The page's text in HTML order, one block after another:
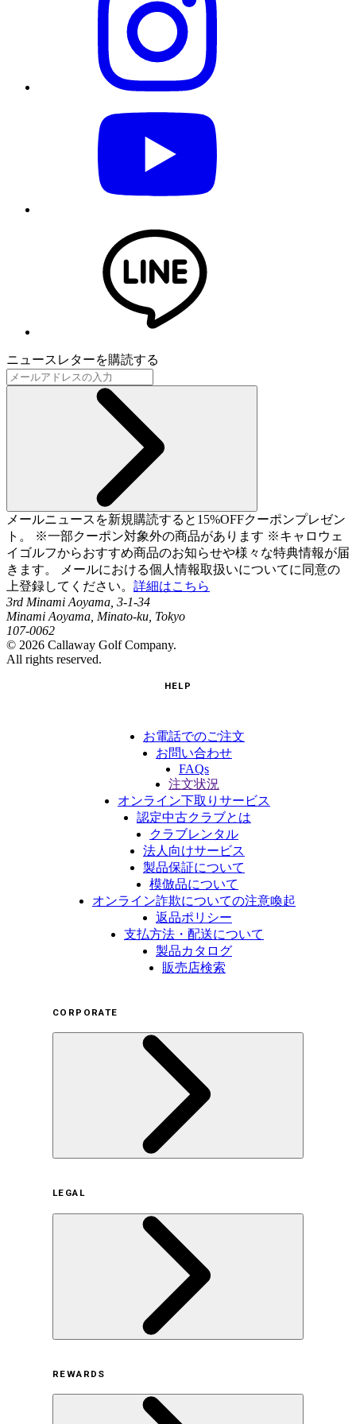
ニュースレターを購読する
メールニュースを新規購読すると15%OFFクーポンプレゼン
ト。 ※一部クーポン対象外の商品があります ※キャロウェ
イゴルフからおすすめ商品のお知らせや様々な特典情報が届
きます。 メールにおける個人情報取扱いについてに同意の
上登録してください。 詳細はこちら
3rd Minami Aoyama, 3-1-34
Minami Aoyama, Minato-ku, Tokyo
107-0062
© 2026 Callaway Golf Company.
All rights reserved.
HELP
お電話でのご注文
お問い合わせ
FAQs
注文状況
オンライン下取りサービス
認定中古クラブとは
クラブレンタル
法人向けサービス
製品保証について
模倣品について
オンライン詐欺についての注意喚起
返品ポリシー
支払方法・配送について
製品カタログ
販売店検索
CORPORATE
サステナビリティの取り組み（日本）
サステナビリティの取り組み（米国/英語）
ヒストリー
採用情報
LEGAL
オンラインストア利用規約
プライバシーポリシー
REWARDS